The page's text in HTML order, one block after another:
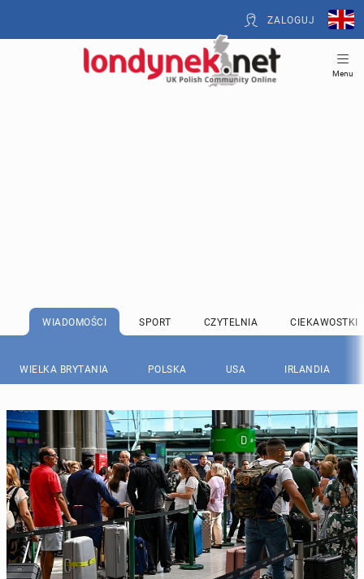
ZALOGUJ
Menu
WIADOMOŚCI SPORT CZYTELNIA CIEKAWOSTKI
WIELKA BRYTANIA POLSKA USA IRLANDIA